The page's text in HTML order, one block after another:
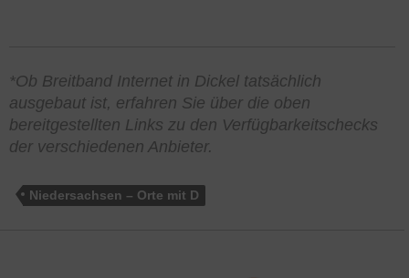
*Ob Breitband Internet in Dickel tatsächlich
ausgebaut ist, erfahren Sie über die oben
bereitgestellten Links zu den Verfügbarkeitschecks
der verschiedenen Anbieter.
Niedersachsen – Orte mit D